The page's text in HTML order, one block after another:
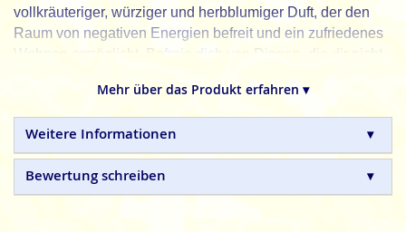
vollkräuteriger, würziger und herbblumiger Duft, der den
Raum von negativen Energien befreit und ein zufriedenes
Wohnen ermöglicht. Befreie dich von Dingen, die dir nicht
dem du in Einklang bist. Dieser Duft hlft dir klarer zu sehen
und immer die nötige Ruhe zu bewahren.
Zeit voran und offenbart die ewigen Wahrheiten des
Lebens. Nutze jeden Augenblick, lass deinen Geist frei
Mehr über das Produkt erfahren ▾
Weitere Informationen
Bewertung schreiben